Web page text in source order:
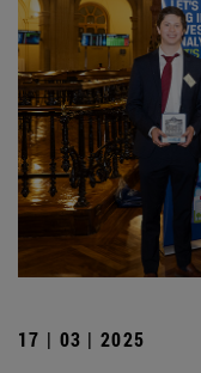
17 | 03 | 2025